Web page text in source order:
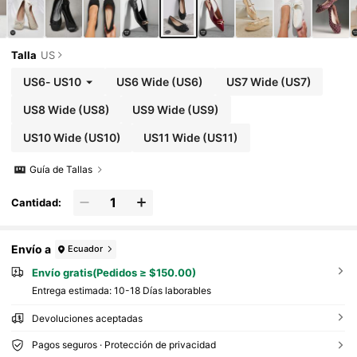
Talla US
US6- US10 US6 Wide (US6) US7 Wide (US7)
US8 Wide(US8) US9 Wide (US9)
US10 Wide(US10) US11 Wide (US11)
Guía de Tallas
Cantidad:
Envío a Ecuador
Envío gratis(Pedidos ≥ $150.00)
Entrega estimada: 10-18 Días laborables
Devoluciones aceptadas
Pagos seguros · Protección de privacidad